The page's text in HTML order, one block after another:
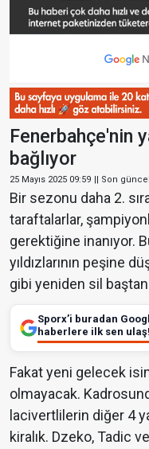
Fenerbahçe'nin
bağlıyor
25 Mayıs 2025 09:59 || Son
Bir sezonu daha 2.
taraftalarlar,
gerektiğine inanıyor.
yıldızlarının peşine
gibi yeniden sil
Sporx’i buradan
haberlere ilk sen ulaş!
Fakat yeni gelecek
olmayacak.
lacivertlilerin diğer 4
kiralık. Dzeko, Tadic